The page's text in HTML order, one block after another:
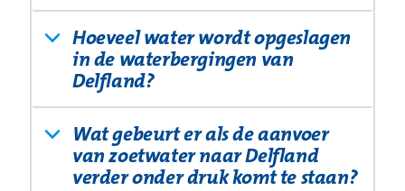
Hoeveel water wordt opgeslagen
in de waterbergingen van
Delfland?
Wat gebeurt er als de aanvoer
van zoetwater naar Delfland
verder onder druk komt te staan?